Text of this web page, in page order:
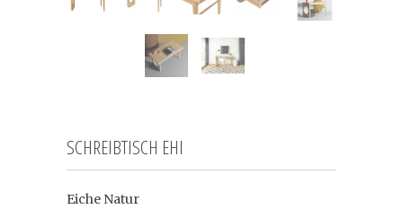
SCHREIBTISCH EHI
Eiche Natur